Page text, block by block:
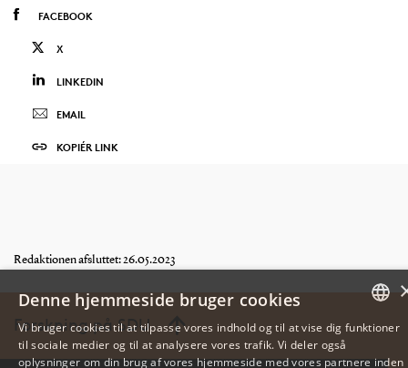
FACEBOOK
X
LINKEDIN
EMAIL
KOPIÉR LINK
Redaktionen afsluttet: 26.05.2023
Forskning på SDU
Denne hjemmeside bruger cookies
Vi bruger cookies til at tilpasse vores indhold og til at vise dig funktioner
til sociale medier og til at analysere vores trafik. Vi deler også
oplysninger om din brug af vores hjemmeside med vores partnere inden